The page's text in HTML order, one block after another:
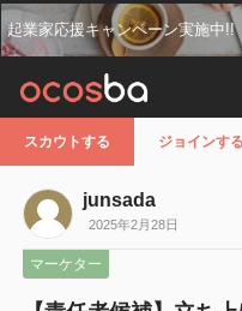
起業家応援キャンペーン実施中!!
スカウトする ジョインする
junsada
2025年2月28日
マーケター